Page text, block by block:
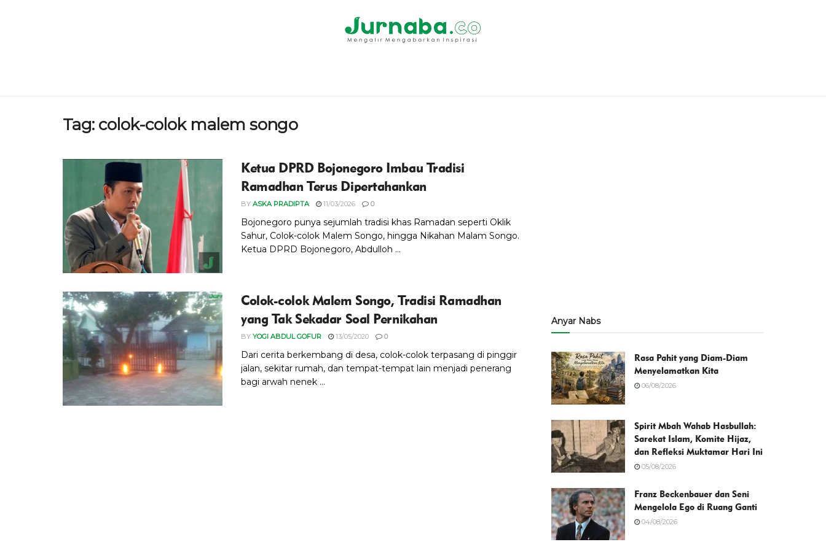
Tag: colok-colok malem songo
Ketua DPRD Bojonegoro Imbau Tradisi
Ramadhan Terus Dipertahankan
BY ASKA PRADIPTA 11/03/2026 0
Bojonegoro punya sejumlah tradisi khas Ramadan seperti Oklik
Sahur, Colok-colok Malem Songo, hingga Nikahan Malam Songo.
Ketua DPRD Bojonegoro, Abdulloh ...
Colok-colok Malem Songo, Tradisi Ramadhan
yang Tak Sekadar Soal Pernikahan
BY YOGI ABDUL GOFUR 13/05/2020 0
Dari cerita berkembang di desa, colok-colok terpasang di pinggir
jalan, sekitar rumah, dan tempat-tempat lain menjadi penerang
bagi arwah nenek ...
Anyar Nabs
Rasa Pahit yang Diam-Diam
Menyelamatkan Kita
06/08/2026
Spirit Mbah Wahab Hasbullah:
Sarekat Islam, Komite Hijaz,
dan Refleksi Muktamar Hari Ini
05/08/2026
Franz Beckenbauer dan Seni
Mengelola Ego di Ruang Ganti
04/08/2026